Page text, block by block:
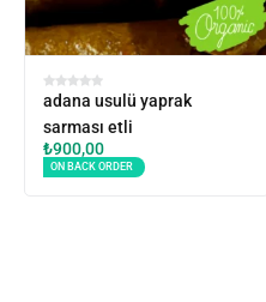
adana usulü yaprak
sarması etli
₺900,00
ON BACK ORDER